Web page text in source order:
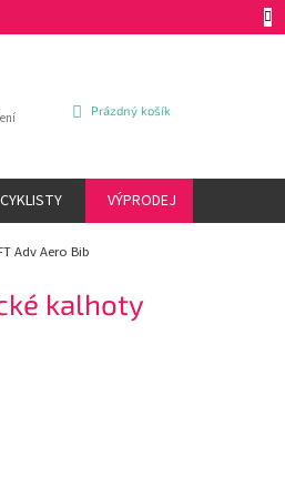
NÁKUPNÍ
Prázdný košík
VÝPRODEJ
Adv Aero Bib
kalhoty